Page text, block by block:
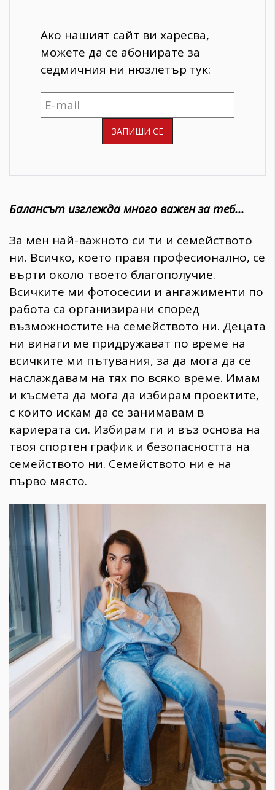
Ако нашият сайт ви харесва,
можете да се абонирате за
седмичния ни нюзлетър тук:
Балансът изглежда много важен за теб...
За мен най-важното си ти и семейството
ни. Всичко, което правя професионално, се
върти около твоето благополучие.
Всичките ми фотосесии и ангажименти по
работа са организирани според
възможностите на семейството ни. Децата
ни винаги ме придружават по време на
всичките ми пътувания, за да мога да се
наслаждавам на тях по всяко време. Имам
и късмета да мога да избирам проектите,
с които искам да се занимавам в
кариерата си. Избирам ги и въз основа на
твоя спортен график и безопасността на
семейството ни. Семейството ни е на
първо място.